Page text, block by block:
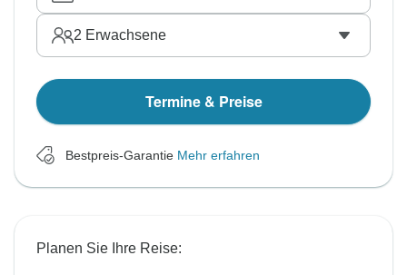
2 Erwachsene
Termine & Preise
Bestpreis-Garantie Mehr erfahren
Planen Sie Ihre Reise: